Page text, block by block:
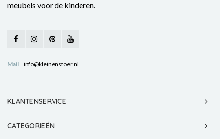
meubels voor de kinderen.
Mail info@kleinenstoer.nl
KLANTENSERVICE
CATEGORIEËN